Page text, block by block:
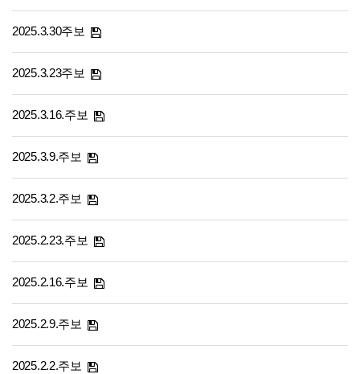
2025.3.30주보
2025.3.23주보
2025.3.16.주보
2025.3.9.주보
2025.3.2.주보
2025.2.23.주보
2025.2.16.주보
2025.2.9.주보
2025.2.2.주보